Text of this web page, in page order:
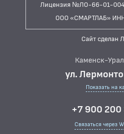
Лицензия №ЛО-66-01-
ООО «СМАРТЛАБ»
Сайт сделан
Каменск-
ул.
Показать на
+7 900 200
Связаться через